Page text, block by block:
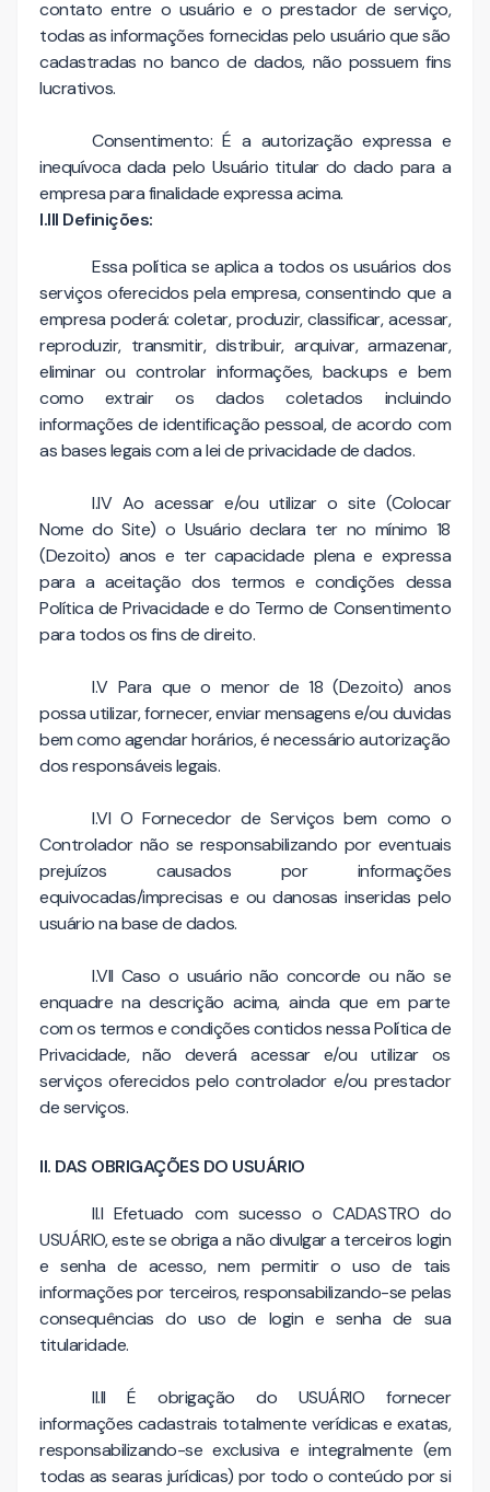
contato entre o usuário e o prestador de serviço,
todas as informações fornecidas pelo usuário que são
cadastradas no banco de dados, não possuem fins
lucrativos.
Consentimento: É a autorização expressa e
inequívoca dada pelo Usuário titular do dado para a
empresa para finalidade expressa acima.
I.III Definições:
Essa política se aplica a todos os usuários dos
serviços oferecidos pela empresa, consentindo que a
empresa poderá: coletar, produzir, classificar, acessar,
reproduzir, transmitir, distribuir, arquivar, armazenar,
eliminar ou controlar informações, backups e bem
como extrair os dados coletados incluindo
informações de identificação pessoal, de acordo com
as bases legais com a lei de privacidade de dados.
I.IV Ao acessar e/ou utilizar o site (Colocar
Nome do Site) o Usuário declara ter no mínimo 18
(Dezoito) anos e ter capacidade plena e expressa
para a aceitação dos termos e condições dessa
Política de Privacidade e do Termo de Consentimento
para todos os fins de direito.
I.V Para que o menor de 18 (Dezoito) anos
possa utilizar, fornecer, enviar mensagens e/ou duvidas
bem como agendar horários, é necessário autorização
dos responsáveis legais.
I.VI O Fornecedor de Serviços bem como o
Controlador não se responsabilizando por eventuais
prejuízos causados por informações
equivocadas/imprecisas e ou danosas inseridas pelo
usuário na base de dados.
I.VII Caso o usuário não concorde ou não se
enquadre na descrição acima, ainda que em parte
com os termos e condições contidos nessa Política de
Privacidade, não deverá acessar e/ou utilizar os
serviços oferecidos pelo controlador e/ou prestador
de serviços.
II. DAS OBRIGAÇÕES DO USUÁRIO
II.I Efetuado com sucesso o CADASTRO do
USUÁRIO, este se obriga a não divulgar a terceiros login
e senha de acesso, nem permitir o uso de tais
informações por terceiros, responsabilizando-se pelas
consequências do uso de login e senha de sua
titularidade.
II.II É obrigação do USUÁRIO fornecer
informações cadastrais totalmente verídicas e exatas,
responsabilizando-se exclusiva e integralmente (em
todas as searas jurídicas) por todo o conteúdo por si